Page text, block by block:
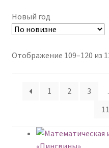
ИГРЫ НА ЛИПУЧКАХ
Новый год
Отображение 109–120 из
1
2 3
11